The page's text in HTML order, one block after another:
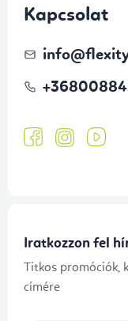
Kapcsolat
info@
Iratkozzon fel
Titkos promóciók,
címére